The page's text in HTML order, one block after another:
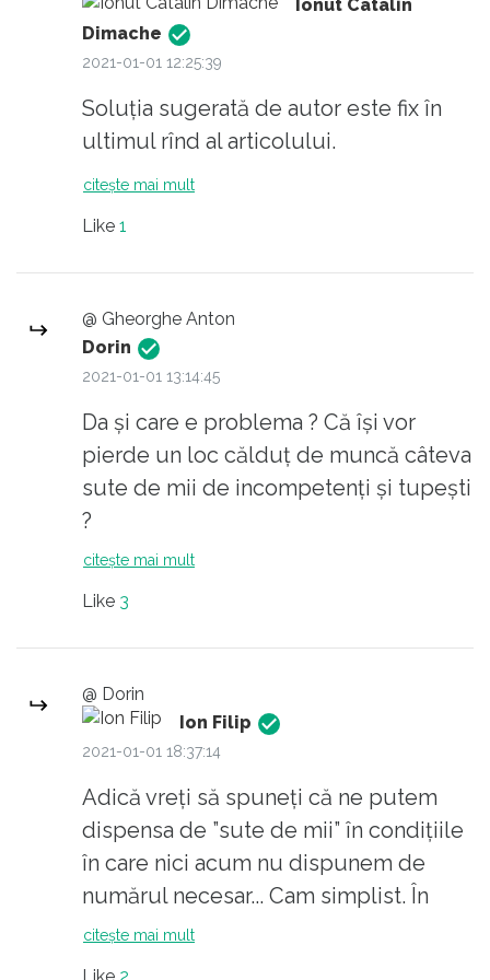
Ionut Catalin
Dimache
2021-01-01 12:25:39
Soluția sugerată de autor este fix în
ultimul rînd al articolului.
citește mai mult
Like 1
@ Gheorghe Anton
Dorin
2021-01-01 13:14:45
Da și care e problema ? Că își vor
pierde un loc călduț de muncă câteva
sute de mii de incompetenți și tupești
?
citește mai mult
Like 3
@ Dorin
Ion Filip
2021-01-01 18:37:14
Adică vreți să spuneți că ne putem
dispensa de ”sute de mii” în condițiile
în care nici acum nu dispunem de
numărul necesar... Cam simplist. În
fapt sunt doar argumente (reale
citește mai mult